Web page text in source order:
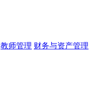
教师管理 财务与资产管理